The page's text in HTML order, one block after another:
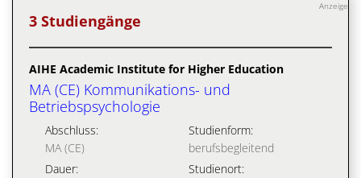
Anzeige
3 Studiengänge
AIHE Academic Institute for Higher Education
MA (CE) Kommunikations- und
Betriebspsychologie
Abschluss:
MA (CE)
Studienform:
berufsbegleitend
Dauer:
Studienort: